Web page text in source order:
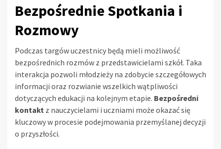
Bezpośrednie Spotkania i
Rozmowy
Podczas targów uczestnicy będą mieli możliwość
bezpośrednich rozmów z przedstawicielami szkół. Taka
interakcja pozwoli młodzieży na zdobycie szczegółowych
informacji oraz rozwianie wszelkich wątpliwości
dotyczących edukacji na kolejnym etapie. Bezpośredni
kontakt z nauczycielami i uczniami może okazać się
kluczowy w procesie podejmowania przemyślanej decyzji
o przyszłości.